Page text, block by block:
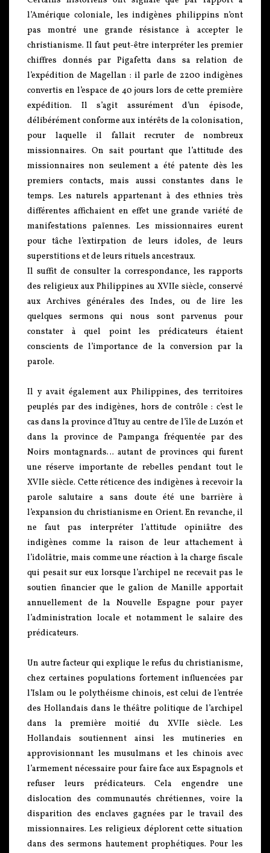
l’Amérique coloniale, les indigènes philippins n’ont
pas montré une grande résistance à accepter le
christianisme. Il faut peut-être interpréter les premier
chiffres donnés par Pigafetta dans sa relation de
l’expédition de Magellan : il parle de 2200 indigènes
convertis en l’espace de 40 jours lors de cette première
expédition. Il s’agit assurément d’un épisode,
délibérément conforme aux intérêts de la colonisation,
pour laquelle il fallait recruter de nombreux
missionnaires. On sait pourtant que l’attitude des
missionnaires non seulement a été patente dès les
premiers contacts, mais aussi constantes dans le
temps. Les naturels appartenant à des ethnies très
différentes affichaient en effet une grande variété de
manifestations païennes. Les missionnaires eurent
pour tâche l’extirpation de leurs idoles, de leurs
superstitions et de leurs rituels ancestraux.
Il suffit de consulter la correspondance, les rapports
des religieux aux Philippines au XVIIe siècle, conservé
aux Archives générales des Indes, ou de lire les
quelques sermons qui nous sont parvenus pour
constater à quel point les prédicateurs étaient
conscients de l’importance de la conversion par la
parole.
Il y avait également aux Philippines, des territoires
peuplés par des indigènes, hors de contrôle : c’est le
cas dans la province d’Ituy au centre de l’île de Luzón et
dans la province de Pampanga fréquentée par des
Noirs montagnards… autant de provinces qui furent
une réserve importante de rebelles pendant tout le
XVIIe siècle. Cette réticence des indigènes à recevoir la
parole salutaire a sans doute été une barrière à
l’expansion du christianisme en Orient. En revanche, il
ne faut pas interpréter l’attitude opiniâtre des
indigènes comme la raison de leur attachement à
l’idolâtrie, mais comme une réaction à la charge fiscale
qui pesait sur eux lorsque l’archipel ne recevait pas le
soutien financier que le galion de Manille apportait
annuellement de la Nouvelle Espagne pour payer
l’administration locale et notamment le salaire des
prédicateurs.
Un autre facteur qui explique le refus du christianisme,
chez certaines populations fortement influencées par
l’Islam ou le polythéisme chinois, est celui de l’entrée
des Hollandais dans le théâtre politique de l’archipel
dans la première moitié du XVIIe siècle. Les
Hollandais soutiennent ainsi les mutineries en
approvisionnant les musulmans et les chinois avec
l’armement nécessaire pour faire face aux Espagnols et
refuser leurs prédicateurs. Cela engendre une
dislocation des communautés chrétiennes, voire la
disparition des enclaves gagnées par le travail des
missionnaires. Les religieux déplorent cette situation
dans des sermons hautement prophétiques. Pour les